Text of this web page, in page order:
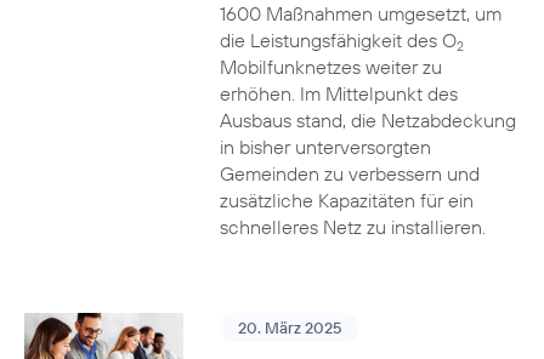
1600 Maßnahmen umgesetzt, um
die Leistungsfähigkeit des O2
Mobilfunknetzes weiter zu
erhöhen. Im Mittelpunkt des
Ausbaus stand, die Netzabdeckung
in bisher unterversorgten
Gemeinden zu verbessern und
zusätzliche Kapazitäten für ein
schnelleres Netz zu installieren.
20. März 2025